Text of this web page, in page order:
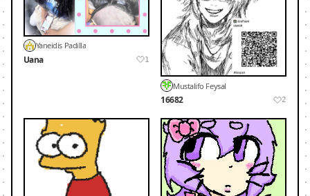
Yaneidis Padilla
Uana 1
Mustalifo Feysal
16682 2